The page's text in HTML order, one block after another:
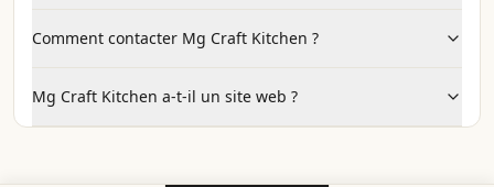
Comment contacter Mg Craft Kitchen ?
Mg Craft Kitchen a-t-il un site web ?